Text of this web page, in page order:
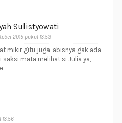
Sulistyowati
2015 pukul 13.53
mikir gitu juga, abisnya gak ada
saksi mata melihat si Julia ya,
13.56